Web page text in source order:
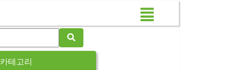
카테고리